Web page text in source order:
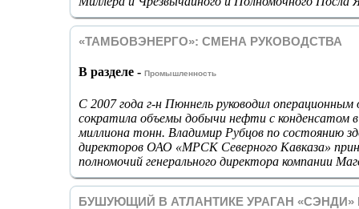
«ТАМБОВЭНЕРГО»: СМЕНА РУКОВОДСТВА
В разделе - Промышленность
С 2007 года г-н Пюннель руководил
сократила объемы добычи нефти с конденсатом
миллиона тонн. Владимир Рубцов по состоянию
директоров ОАО «МРСК Северного Кавказа»
полномочий генерального директора компании
БУШУЮЩИЙ В АТЛАНТИКЕ УРАГАН